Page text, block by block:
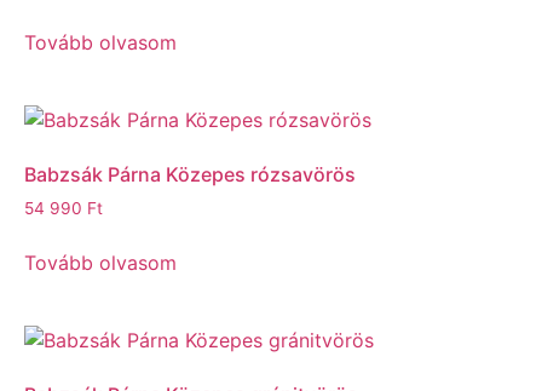
Tovább olvasom
Babzsák Párna Közepes rózsavörös
54 990 Ft
Tovább olvasom